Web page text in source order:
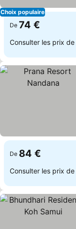
Choix populaire
De 74 €
Consulter les prix de
De 84 €
Consulter les prix de